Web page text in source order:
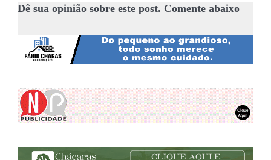
Dê sua opinião sobre este post. Comente abaixo